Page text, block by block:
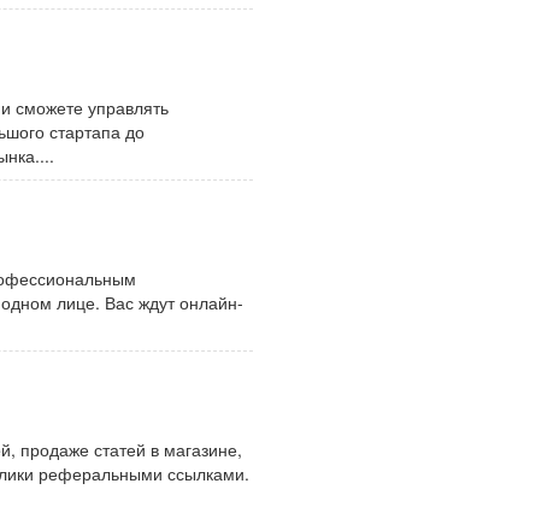
сможете управлять
стартапа до
одном лице. Вас ждут онлайн-
продаже статей в магазине,
реферальными ссылками.